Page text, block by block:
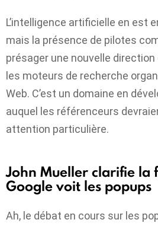
L’intelligence artificielle en est
mais la présence de pilotes
présager une nouvelle
les moteurs de recherche
Web. C’est un domaine en
auquel les référenceurs
attention particulière.
John Mueller clarifie la
Google voit les popups
Ah, le débat en cours sur les